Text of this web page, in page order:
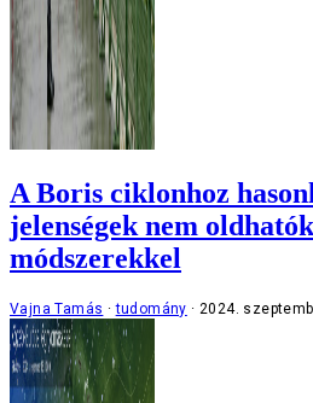
A Boris ciklonhoz
jelenségek nem
módszerekkel
Vajna Tamás tudomány 2024.